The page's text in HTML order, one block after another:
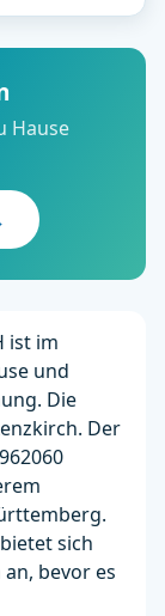
Hause
ist im
und
Die
Der
sich
bevor es